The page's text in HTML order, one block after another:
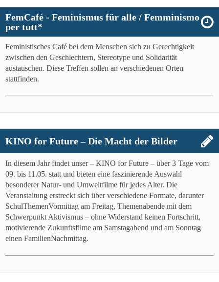
FemCafé - Feminismus für alle / Femminismo
per tutt*
Feministisches Café bei dem Menschen sich zu Gerechtigkeit
zwischen den Geschlechtern, Stereotype und Solidarität
austauschen. Diese Treffen sollen an verschiedenen Orten
stattfinden.
KINO for Future – Die Macht der Bilder
In diesem Jahr findet unser – KINO for Future – über 3 Tage vom
09. bis 11.05. statt und bieten eine faszinierende Auswahl
besonderer Natur- und Umweltfilme für jedes Alter. Die
Veranstaltung erstreckt sich über verschiedene Formate, darunter
SchulThemenVormittag am Freitag, Themenabende mit dem
Schwerpunkt Aktivismus – ohne Widerstand keinen Fortschritt,
motivierende Zukunftsfilme am Samstagabend und am Sonntag
einen FamilienNachmittag.